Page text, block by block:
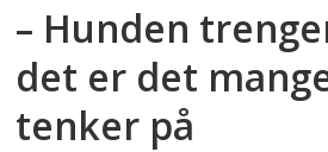
– Hunden
det er det
tenker på